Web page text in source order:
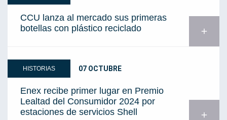
CCU lanza al mercado sus primeras
botellas con plástico reciclado
add
HISTORIAS 07 OCTUBRE
Enex recibe primer lugar en Premio
Lealtad del Consumidor 2024 por
estaciones de servicios Shell
add